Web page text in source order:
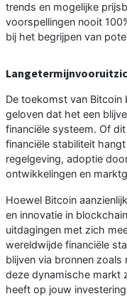
trends en mogelijke
voorspellingen nooit
bij het begrijpen van
De toekomst van Bitcoin
geloven dat het een
financiële systeem. Of
financiële stabiliteit
regelgeving, adoptie
ontwikkelingen en
Hoewel Bitcoin
en innovatie in
uitdagingen met zich
wereldwijde financiële
blijven via bronnen
deze dynamische markt
heeft op jouw